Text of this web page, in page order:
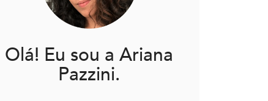
Olá! Eu sou a Ariana
Pazzini.